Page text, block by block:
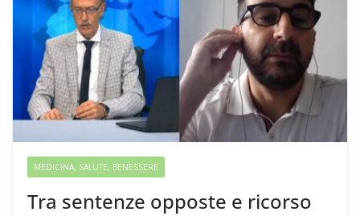
MEDICINA, SALUTE, BENESSERE
Tra sentenze opposte e ricorso